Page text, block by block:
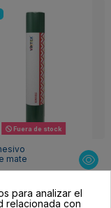
Fuera de stock
mate
para analizar el
relacionada con